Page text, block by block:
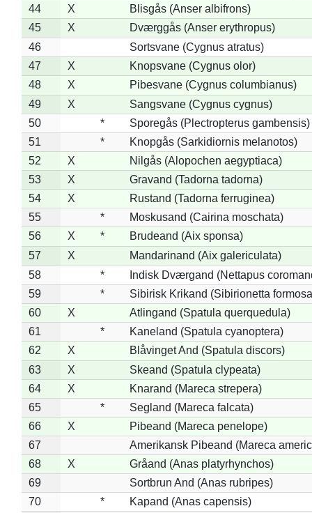
44
X
Blisgås (Anser albifrons)
45
X
Dværggås (Anser erythropus)
46
Sortsvane (Cygnus atratus)
47
X
Knopsvane (Cygnus olor)
48
X
Pibesvane (Cygnus columbianus)
49
X
Sangsvane (Cygnus cygnus)
50
*
Sporegås (Plectropterus gambensis)
51
*
Knopgås (Sarkidiornis melanotos)
52
X
Nilgås (Alopochen aegyptiaca)
53
X
Gravand (Tadorna tadorna)
54
X
Rustand (Tadorna ferruginea)
55
*
Moskusand (Cairina moschata)
56
X *
Brudeand (Aix sponsa)
57
X
Mandarinand (Aix galericulata)
58
*
Indisk Dværgand (Nettapus
59
*
Sibirisk Krikand (Sibirionetta
60
X
Atlingand (Spatula querquedula)
61
*
Kaneland (Spatula cyanoptera)
62
X
Blåvinget And (Spatula discors)
63
X
Skeand (Spatula clypeata)
64
X
Knarand (Mareca strepera)
65
*
Segland (Mareca falcata)
66
X
Pibeand (Mareca penelope)
67
Amerikansk Pibeand (Mareca
68
X
Gråand (Anas platyrhynchos)
69
Sortbrun And (Anas rubripes)
70
*
Kapand (Anas capensis)